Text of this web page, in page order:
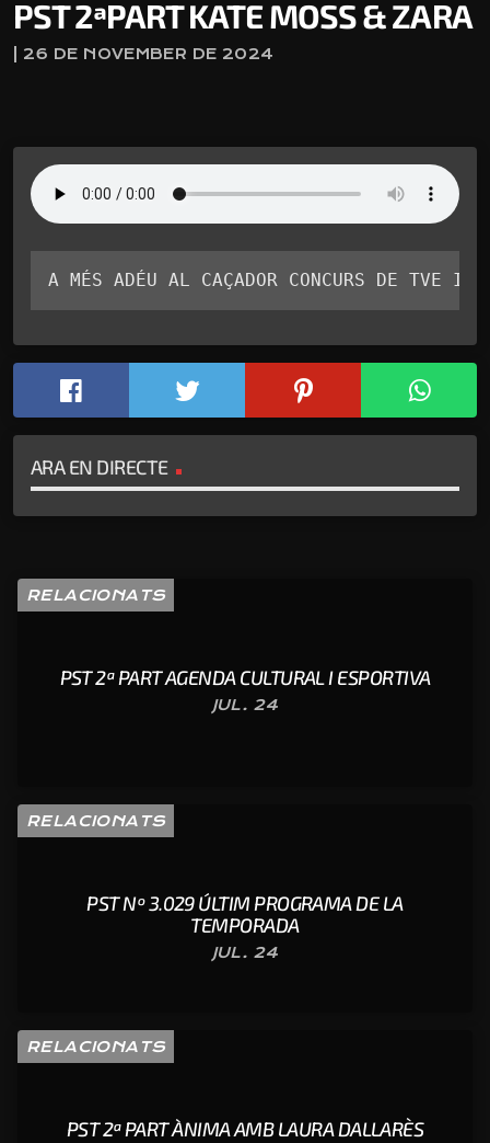
PST 2ªPART KATE MOSS & ZARA
| 26 DE NOVEMBER DE 2024
A MÉS ADÉU AL CAÇADOR CONCURS DE TVE I
ARA EN DIRECTE
RELACIONATS
PST 2ª PART AGENDA CULTURAL I ESPORTIVA
JUL. 24
RELACIONATS
PST Nº 3.029 ÚLTIM PROGRAMA DE LA
TEMPORADA
JUL. 24
RELACIONATS
PST 2ª PART ÀNIMA AMB LAURA DALLARÈS